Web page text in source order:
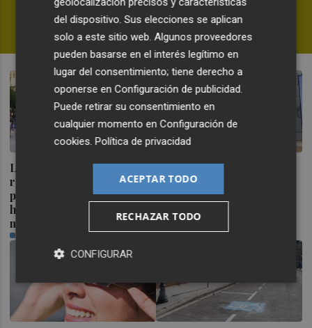
dudas en la WNBA
FERNANDO MIÑANA
La Comunitat Valenciana
recibe el 18,2 % de
población extranjera que
ha llegado en últimos 12
meses
Ceuta señala que al
Gobierno le "consta" el
llamamiento por redes a
el 15 de agosto
PLAZA
del dispositivo. Sus elecciones se aplican
solo a este sitio web. Algunos proveedores
pueden basarse en el interés legítimo en
lugar del consentimiento; tiene derecho a
oponerse enConfiguración de publicidad.
Puede retirar su consentimiento en
cualquier momento enConfiguración de
cookies.Política de privacidad
ACEPTAR TODO
RECHAZAR TODO
CONFIGURAR